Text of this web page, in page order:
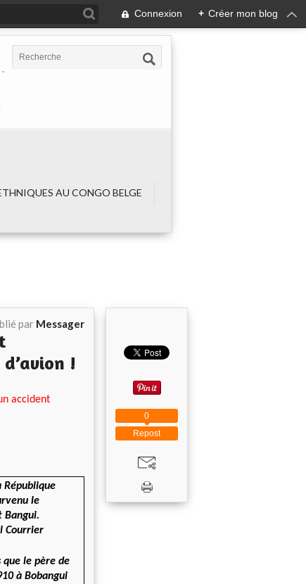
Connexion + Créer mon blog
AU CONGO BELGE
par Messager
!
accident
le
Bangui.
Courrier
que le père de
à Bobangui
Repost
0